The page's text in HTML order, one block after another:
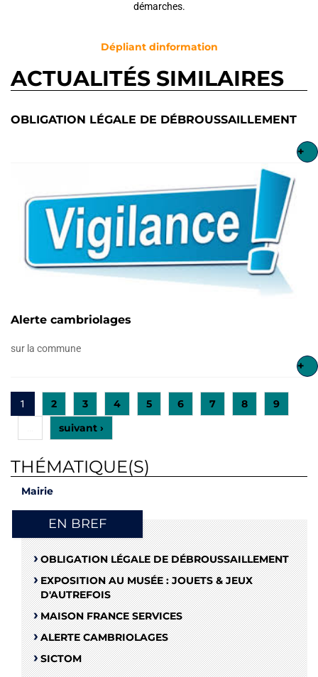
démarches.
Dépliant dinformation
ACTUALITÉS SIMILAIRES
OBLIGATION LÉGALE DE DÉBROUSSAILLEMENT
+
Alerte cambriolages
sur la commune
+
1 2 3 4 5 6 7 8 9
suivant ›
THÉMATIQUE(S)
Mairie
EN BREF
OBLIGATION LÉGALE DE DÉBROUSSAILLEMENT
EXPOSITION AU MUSÉE : JOUETS & JEUX
D'AUTREFOIS
MAISON FRANCE SERVICES
ALERTE CAMBRIOLAGES
SICTOM